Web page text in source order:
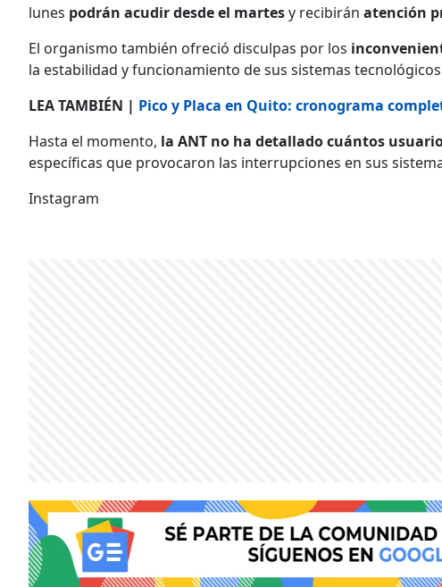
lunes podrán acudir desde el martesy recibirán atención
El organismo también ofreció disculpas por los
la estabilidad y funcionamiento de sus sistemas
LEA TAMBIÉN | Pico y Placa en Quito: cronograma
Hasta el momento, la ANT no ha detallado cuántos
específicas que provocaron las interrupciones en sus
Instagram